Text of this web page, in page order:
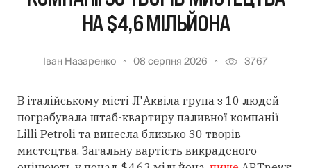
НА $4,6 МІЛЬЙОНА
Іван Назаренко 08 серпня 2026 3767
В італійському місті Л'Аквіла група з 10 людей
пограбувала штаб-квартиру паливної компанії
Lilli Petroli та винесла близько 30 творів
мистецтва. Загальну вартість викраденого